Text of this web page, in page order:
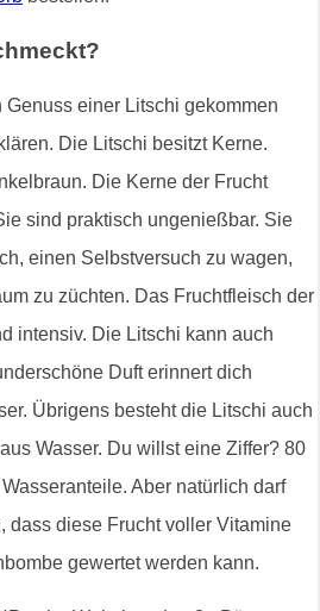
einer Litschi gekommen
Die Litschi besitzt Kerne.
Die Kerne der Frucht
sind praktisch ungenießbar. Sie
einen Selbstversuch zu wagen,
zu züchten. Das Fruchtfleisch der
intensiv. Die Litschi kann auch
Duft erinnert dich
Übrigens besteht die Litschi auch
Wasser. Du willst eine Ziffer? 80
Aber natürlich darf
dass diese Frucht voller Vitamine
gewertet werden kann.